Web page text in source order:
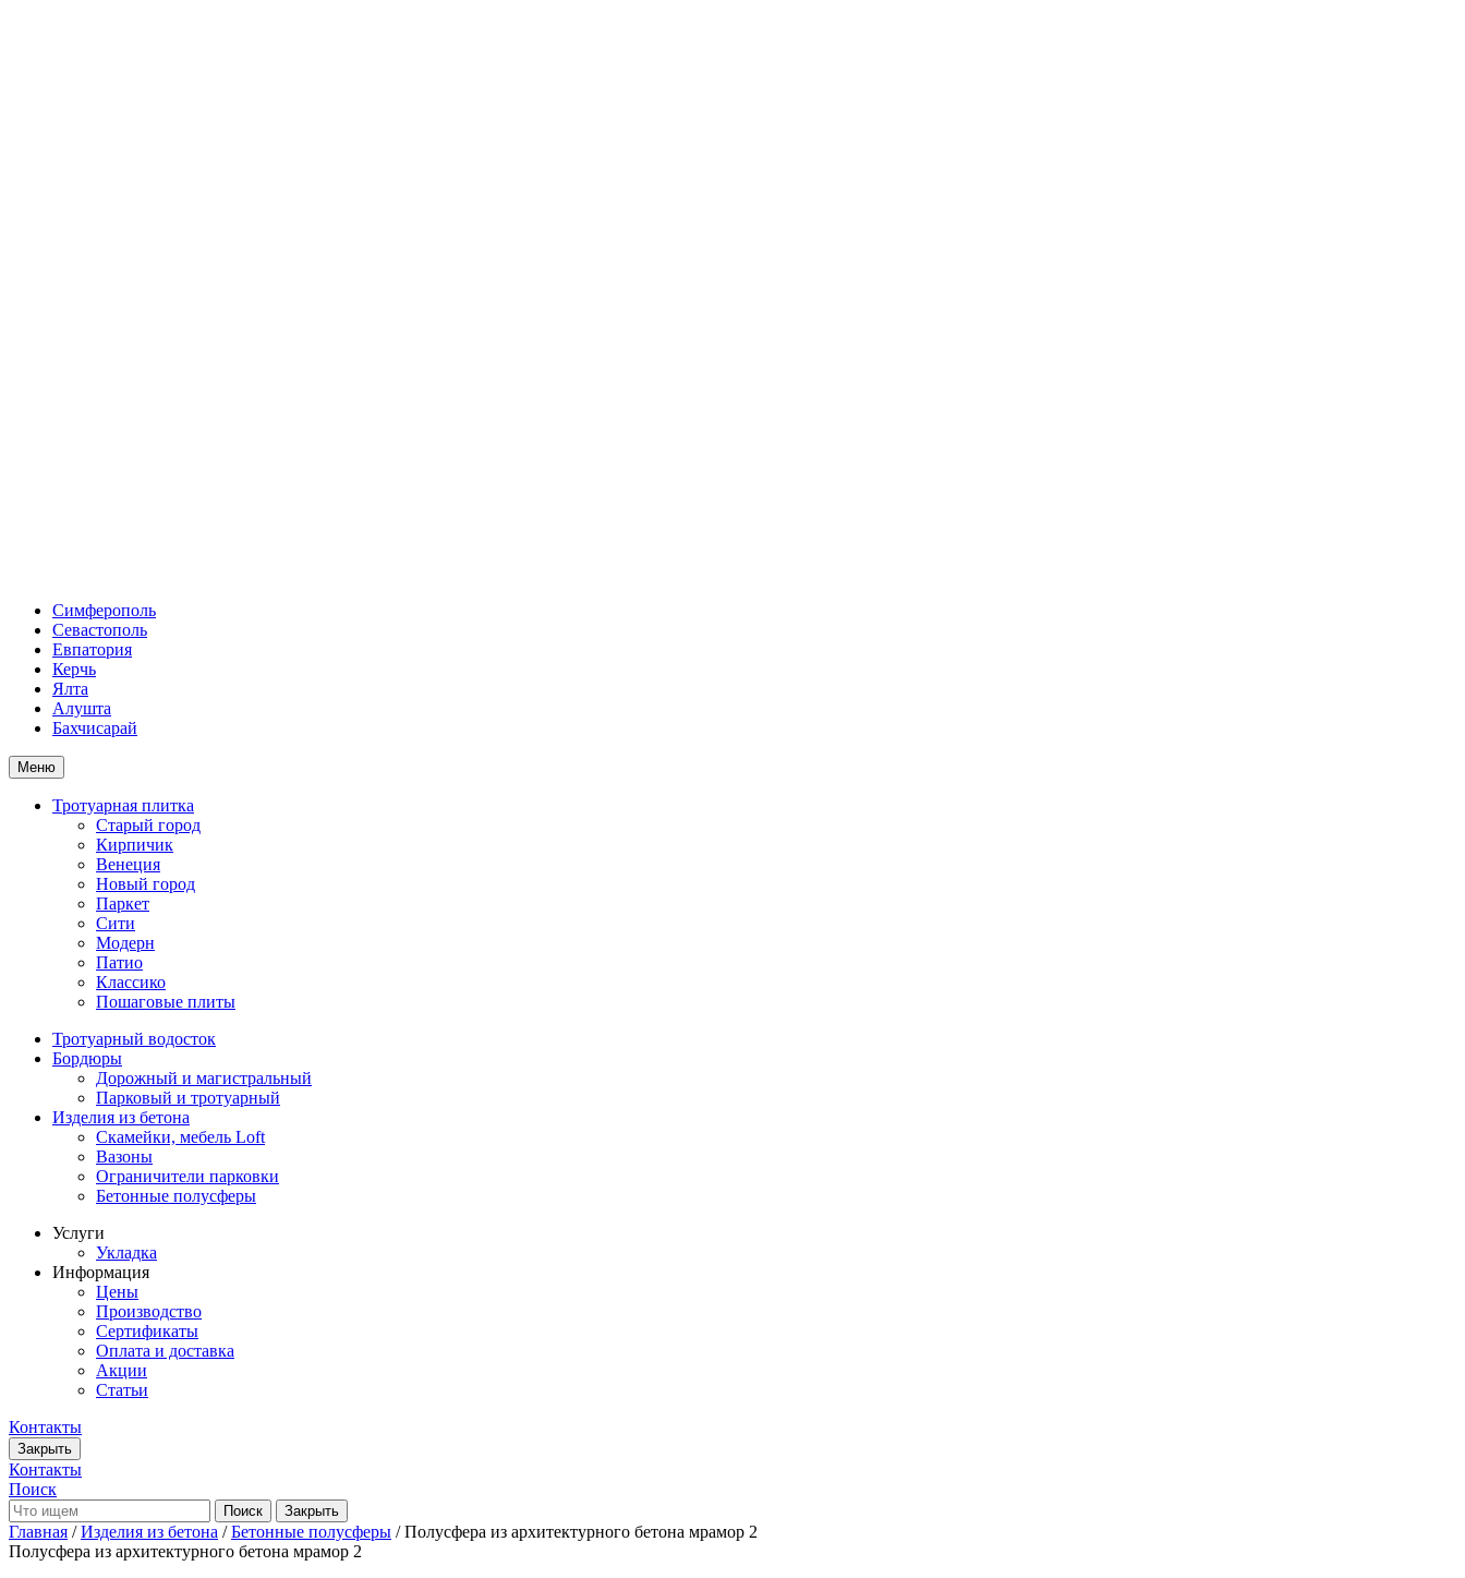
Симферополь
Севастополь
Евпатория
Керчь
Ялта
Алушта
Бахчисарай
Меню
Тротуарная плитка
Старый город
Кирпичик
Венеция
Новый город
Паркет
Сити
Модерн
Патио
Классико
Пошаговые плиты
Тротуарный водосток
Бордюры
Дорожный и магистральный
Парковый и тротуарный
Изделия из бетона
Скамейки, мебель Loft
Вазоны
Ограничители парковки
Бетонные полусферы
Услуги
Укладка
Информация
Цены
Производство
Сертификаты
Оплата и доставка
Акции
Статьи
Контакты
Закрыть
Контакты
Поиск
Закрыть
Главная /Изделия из бетона /Бетонные полусферы / Полусфера из архитектурного бетона мрамор 2
Полусфера из архитектурного бетона мрамор 2